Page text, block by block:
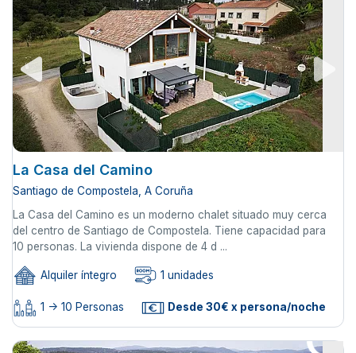
La Casa del Camino
Santiago de Compostela, A Coruña
La Casa del Camino es un moderno chalet situado muy cerca
del centro de Santiago de Compostela. Tiene capacidad para
10 personas. La vivienda dispone de 4 d ...
Alquiler íntegro 1 unidades
1 -> 10 Personas Desde 30€ x persona/noche